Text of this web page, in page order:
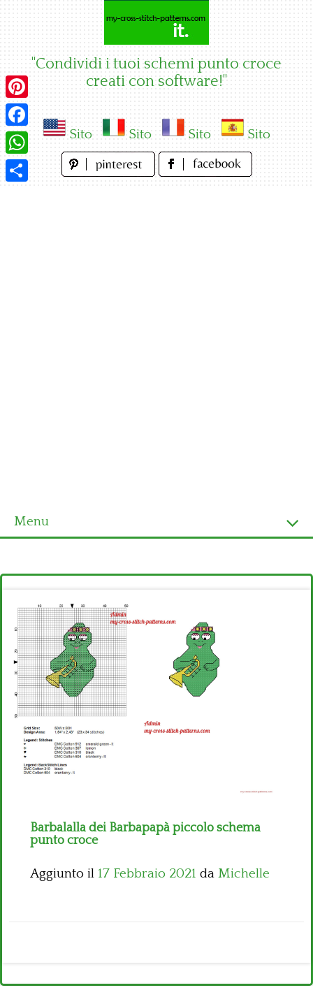
"Condividi i tuoi schemi punto croce
creati con software!"
Sito Sito Sito Sito
Menu
Ultimi schemi
Alfabeto
Bambini
Disney
Thun
Barbalalla dei Barbapapà piccolo schema
punto croce
Aggiunto il 17 Febbraio 2021 da Michelle
Pinterest
Facebook
WhatsApp